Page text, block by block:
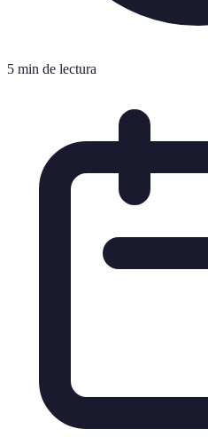
5 min de lectura